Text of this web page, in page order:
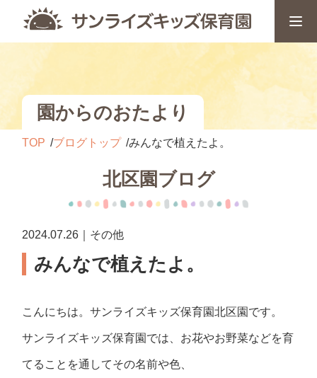
園からのおたより
TOP ブログトップ みんなで植えたよ。
北区園ブログ
2024.07.26｜その他
みんなで植えたよ。
こんにちは。サンライズキッズ保育園北区園です。
サンライズキッズ保育園では、お花やお野菜などを育
てることを通してその名前や色、